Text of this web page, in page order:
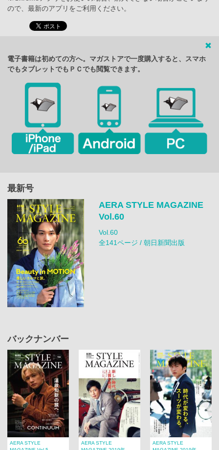
ので、最新のアプリをご利用ください。
電子書籍は初めての方へ。マガストアで一度購入すると、スマホ
でもタブレットでもＰＣでも閲覧できます。
最新号
AERA STYLE MAGAZINE
Vol.60
Vol.60
全141ページ / 朝日新聞出版
バックナンバー
AERA STYLE
AERA STYLE
AERA STYLE